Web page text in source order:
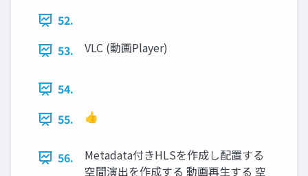
52.
53.
VLC (動画Player)
54.
55.
👍
56.
Metadata付きHLSを作成し配置する
空間演出を作成する 動画再生する 空